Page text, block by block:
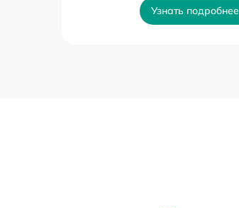
Узнать подробнее